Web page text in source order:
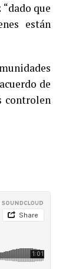
que
están
de
controlen